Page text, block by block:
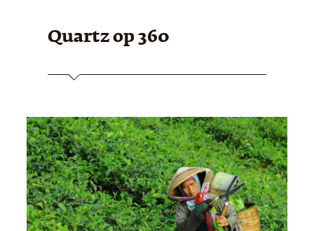
Quartz op 360